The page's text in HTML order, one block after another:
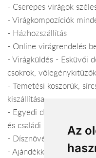
Az
- Cserepes virágok
- Virágkompozíciók
- Házhozszállítás
- Online virágrendelés
- Virágküldés - Esküvői
csokrok,
- Temetési koszorúk,
kiszállítása
- Egyedi dekorációk
és családi
- Dísznövények
- Ajándékkosarak, borok,